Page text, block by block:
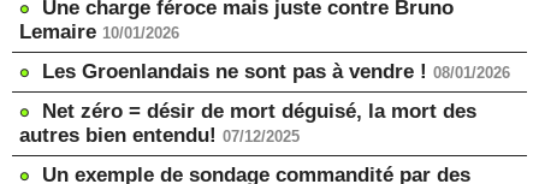
Une charge féroce mais juste contre Bruno
Lemaire 10/01/2026
Les Groenlandais ne sont pas à vendre ! 08/01/2026
Net zéro = désir de mort déguisé, la mort des
autres bien entendu! 07/12/2025
Un exemple de sondage commandité par des